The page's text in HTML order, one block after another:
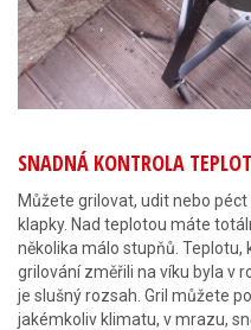
SNADNÁ KONTROLA
Můžete grilovat, udit nebo
klapky. Nad teplotou máte
několika málo stupňů.
grilování změřili na víku byla v
je slušný rozsah. Gril můžete
jakémkoliv klimatu, v mrazu,